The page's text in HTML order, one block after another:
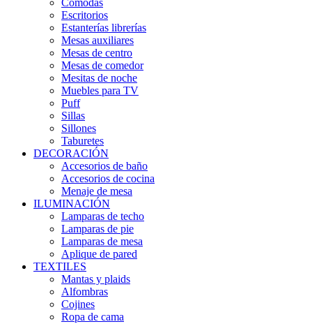
Cómodas
Escritorios
Estanterías librerías
Mesas auxiliares
Mesas de centro
Mesas de comedor
Mesitas de noche
Muebles para TV
Puff
Sillas
Sillones
Taburetes
DECORACIÓN
Accesorios de baño
Accesorios de cocina
Menaje de mesa
ILUMINACIÓN
Lamparas de techo
Lamparas de pie
Lamparas de mesa
Aplique de pared
TEXTILES
Mantas y plaids
Alfombras
Cojines
Ropa de cama